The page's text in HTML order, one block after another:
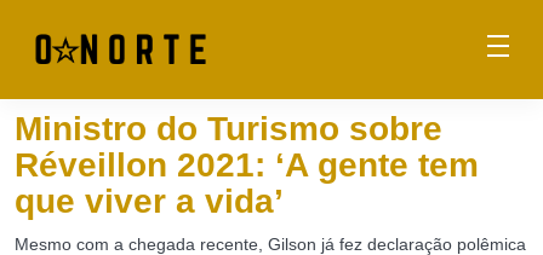
Ministro do Turismo sobre
Réveillon 2021: ‘A gente tem
que viver a vida’
Mesmo com a chegada recente, Gilson já fez declaração polêmica